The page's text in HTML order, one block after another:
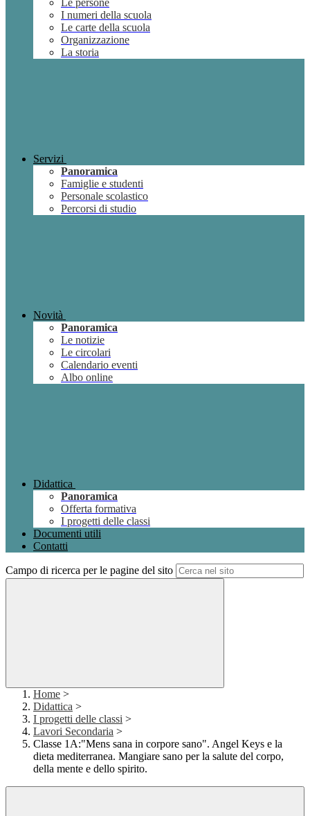
Le persone
I numeri della scuola
Le carte della scuola
Organizzazione
La storia
Servizi
Panoramica
Famiglie e studenti
Personale scolastico
Percorsi di studio
Novità
Panoramica
Le notizie
Le circolari
Calendario eventi
Albo online
Didattica
Panoramica
Offerta formativa
I progetti delle classi
Documenti utili
Contatti
Campo di ricerca per le pagine del sito
Home >
Didattica >
I progetti delle classi >
Lavori Secondaria >
Classe 1A:"Mens sana in corpore sano". Angel Keys e la
dieta mediterranea. Mangiare sano per la salute del corpo,
della mente e dello spirito.